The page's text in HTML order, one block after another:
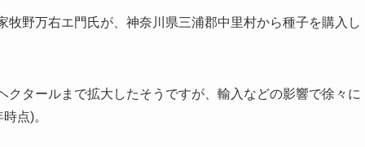
野万右エ門氏が、神奈川県三浦郡中里村から種子を購入し
タールまで拡大したそうですが、輸入などの影響で徐々に
点)。